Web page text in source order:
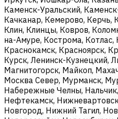
Каменск-Уральский,
Качканар, Кемерово, Керчь,
Клин, Клинцы, Ковров,
на-Амуре, Кострома, Котлас,
Краснокамск, Красноярск,
Курск, Ленинск-Кузнецкий,
Магнитогорск, Майкоп,
Москва Север, Мурманск,
Набережные Челны,
Нефтекамск,
Новгород, Нижний Тагил,